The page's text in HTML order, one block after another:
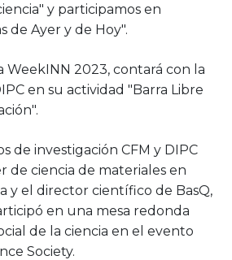
y participamos en
de Ayer y de Hoy".
WeekINN 2023, contará con la
en su actividad "Barra Libre
de investigación CFM y DIPC
de ciencia de materiales en
y el director científico de BasQ,
en una mesa redonda
de la ciencia en el evento
Society.